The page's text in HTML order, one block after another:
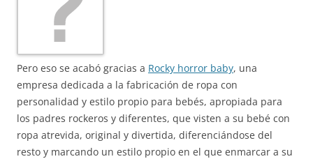
Pero eso se acabó gracias a Rocky horror baby, una
empresa dedicada a la fabricación de ropa con
personalidad y estilo propio para bebés, apropiada para
los padres rockeros y diferentes, que visten a su bebé con
ropa atrevida, original y divertida, diferenciándose del
resto y marcando un estilo propio en el que enmarcar a su